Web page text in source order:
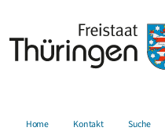
Home Kontakt Suche